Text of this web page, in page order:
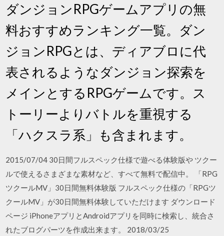
ダンジョンRPGゲームアプリの無
料おすすめランキング一覧。ダン
ジョンRPGとは、ディアブロに代
表されるようなダンジョン探索を
メインとするRPGゲームです。ス
トーリーよりバトルを重視する
「ハクスラ系」も含まれます。
2015/07/04 30日間フルスペック仕様で遊べる体験版や ツクー
ルで使えるさまざまな素材など、すべて無料で配信中。 「RPG
ツクールMV」30日間無料体験版 フルスペック仕様の「RPGツ
クールMV」が30日間無料体験していただけます ダウンロード
ページ iPhoneアプリとAndroidアプリを同時に検索し、統合さ
れたブログパーツを作成出来ます。 2018/03/25